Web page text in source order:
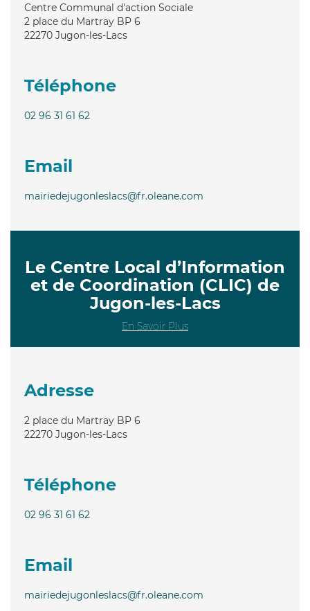
Centre Communal d'action Sociale
2 place du Martray BP 6
22270 Jugon-les-Lacs
Téléphone
02 96 31 61 62
Email
mairiedejugonleslacs@fr.oleane.com
Le Centre Local d’Information
et de Coordination (CLIC) de
Jugon-les-Lacs
En Savoir Plus
Adresse
2 place du Martray BP 6
22270 Jugon-les-Lacs
Téléphone
02 96 31 61 62
Email
mairiedejugonleslacs@fr.oleane.com